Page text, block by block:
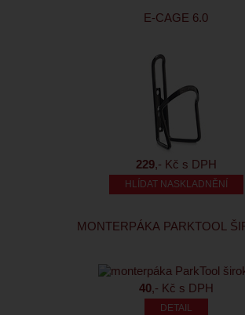
E-CAGE 6.0
229,- Kč s DPH
HLÍDAT NASKLADNĚNÍ
MONTERPÁKA PARKTOOL
40,- Kč s DPH